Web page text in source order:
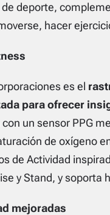
deporte,
hacer
es el
para ofrecer
un sensor PPG
de oxígeno
de Actividad
y Stand, y
mejoradas